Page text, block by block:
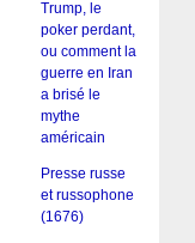
Trump, le
poker perdant,
ou comment la
guerre en Iran
a brisé le
mythe
américain
Presse russe
et russophone
(1676)